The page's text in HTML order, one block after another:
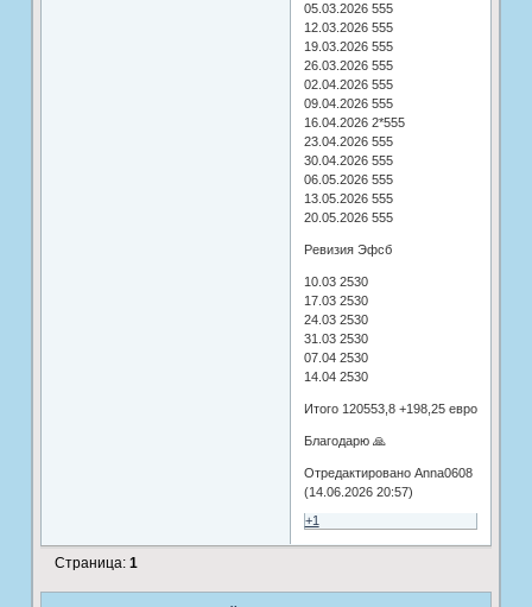
05.03.2026 555
12.03.2026 555
19.03.2026 555
26.03.2026 555
02.04.2026 555
09.04.2026 555
16.04.2026 2*555
23.04.2026 555
30.04.2026 555
06.05.2026 555
13.05.2026 555
20.05.2026 555
Ревизия Эфсб
10.03 2530
17.03 2530
24.03 2530
31.03 2530
07.04 2530
14.04 2530
Итого 120553,8 +198,25 евро
Благодарю 🙏
Отредактировано Anna0608
(14.06.2026 20:57)
+1
Страница: 1